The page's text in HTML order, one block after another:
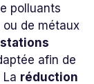
polluants
de métaux
afin de
réduction